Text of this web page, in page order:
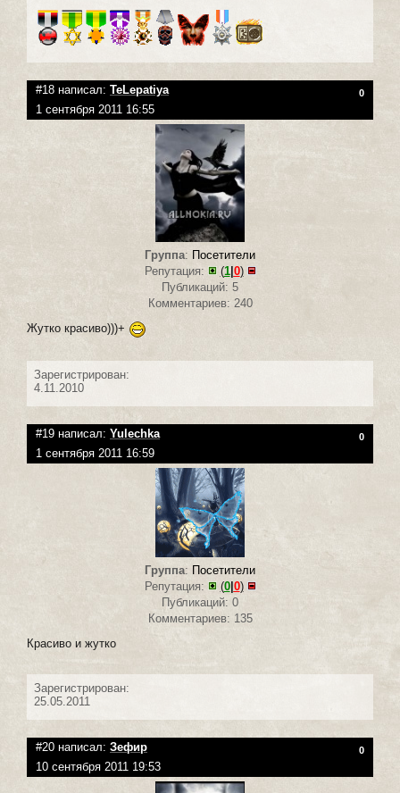
#18 написал: TeLepatiya 0
1 сентября 2011 16:55
Группа: Посетители
Репутация:
(1| 0)
Публикаций: 5
Комментариев: 240
Жутко красиво)))+
Зарегистрирован:
4.11.2010
#19 написал: Yulechka 0
1 сентября 2011 16:59
Группа: Посетители
Репутация:
(0| 0)
Публикаций: 0
Комментариев: 135
Красиво и жутко
Зарегистрирован:
25.05.2011
#20 написал: Зефир 0
10 сентября 2011 19:53